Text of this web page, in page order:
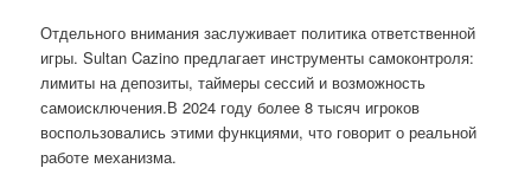
Отдельного внимания заслуживает политика ответственной
игры. Sultan Cazino предлагает инструменты самоконтроля:
лимиты на депозиты, таймеры сессий и возможность
самоисключения.В 2024 году более 8 тысяч игроков
воспользовались этими функциями, что говорит о реальной
работе механизма.